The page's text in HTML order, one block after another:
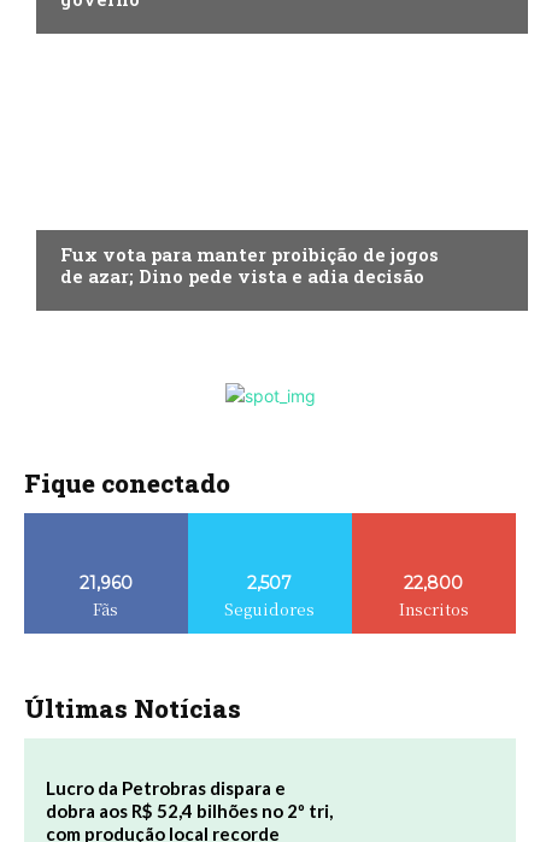
Fux vota para manter proibição de jogos
de azar; Dino pede vista e adia decisão
Fique conectado
21,960
Fãs
2,507
Seguidores
22,800
Inscritos
Últimas Notícias
Lucro da Petrobras dispara e
dobra aos R$ 52,4 bilhões no 2º tri,
com produção local recorde